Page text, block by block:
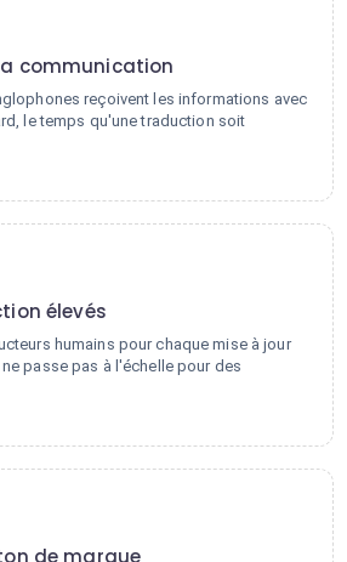
communication
reçoivent les informations avec
le temps qu'une traduction soit
élevés
humains pour chaque mise à jour
passe pas à l'échelle pour des
de marque